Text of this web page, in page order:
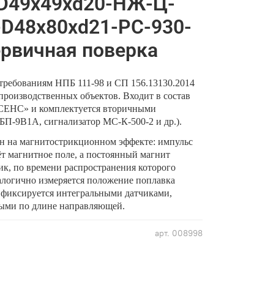
арт. 008998
РС-930-
поверка
НПБ 111‑98 и СП 156.13130.2014
объектов. Входит в состав
и комплектуется вторичными
сигнализатор МС‑К‑500‑2 и др.).
на магнитострикционном эффекте: импульс
магнитное поле, а постоянный магнит
по времени распространения которого
измеряется положение поплавка
интегральными датчиками,
по длине направляющей.